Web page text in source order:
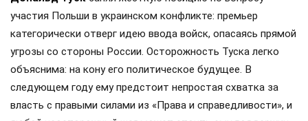
критиковали лидера, и никто не встал на его защиту.
Причинами стали плохие результаты опросов и
постоянные кадровые скандалы. Главным фаворитом на
место Мерца называют
Хендрика Вюста
, а вот
в ХДС считают призрачными.